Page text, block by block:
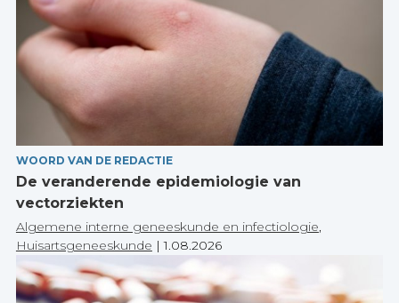
WOORD VAN DE REDACTIE
De veranderende epidemiologie van
vectorziekten
Algemene interne geneeskunde en infectiologie,
Huisartsgeneeskunde |1.08.2026